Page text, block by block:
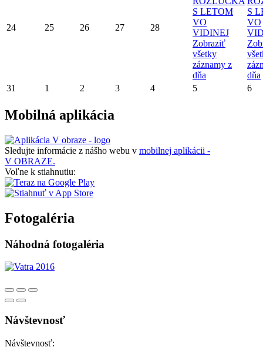
24 25 26 27 28
S LETOM
VO
VIDINEJ
Zobraziť
všetky
záznamy z
dňa
S
VO
dňa
31
1 2 3 4 5 6
Mobilná aplikácia
Sledujte informácie z nášho webu v mobilnej aplikácii -
V OBRAZE.
Voľne k stiahnutiu:
Fotogaléria
Náhodná fotogaléria
Návštevnosť
Návštevnosť: